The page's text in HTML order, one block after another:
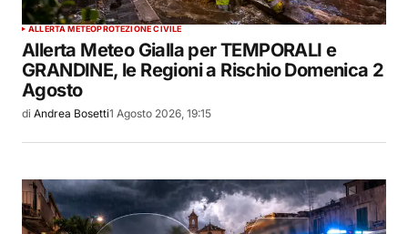
ALLERTA METEOPROTEZIONE CIVILE
Allerta Meteo Gialla per TEMPORALI e
GRANDINE, le Regioni a Rischio Domenica 2
Agosto
di Andrea Bosetti1 Agosto 2026, 19:15